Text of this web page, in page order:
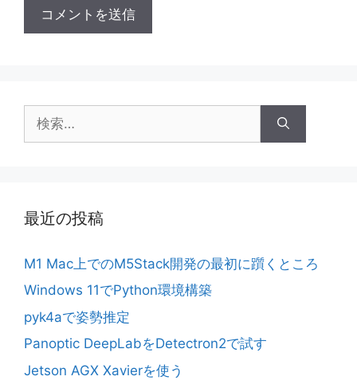
索:
最近の投稿
M1 Mac上でのM5Stack開発の最初に躓くところ
Windows 11でPython環境構築
pyk4aで姿勢推定
Panoptic DeepLabをDetectron2で試す
Jetson AGX Xavierを使う